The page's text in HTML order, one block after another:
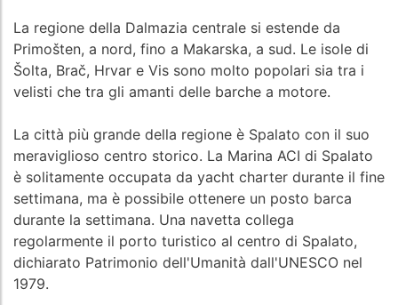
La regione della Dalmazia centrale si estende da
Primošten, a nord, fino a Makarska, a sud. Le isole di
Šolta, Brač, Hrvar e Vis sono molto popolari sia tra i
velisti che tra gli amanti delle barche a motore.
La città più grande della regione è Spalato con il suo
meraviglioso centro storico. La Marina ACI di Spalato
è solitamente occupata da yacht charter durante il fine
settimana, ma è possibile ottenere un posto barca
durante la settimana. Una navetta collega
regolarmente il porto turistico al centro di Spalato,
dichiarato Patrimonio dell'Umanità dall'UNESCO nel
1979.